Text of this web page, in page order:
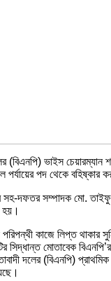
(বিএনপি) ভাইস
পদ থেকে বহিষ্কার
সহ-দফতর সম্পাদক মো.
হয়।
কাজে লিপ্ত থাকার
সিদ্ধান্ত মোতাবেক
দলের (বিএনপি)